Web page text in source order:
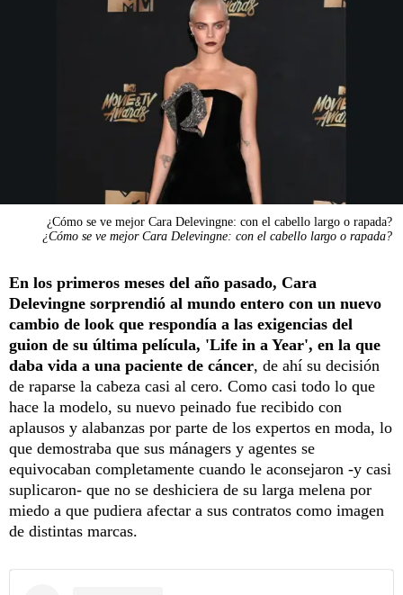
¿Cómo se ve mejor Cara Delevingne: con el cabello largo o rapada?
¿Cómo se ve mejor Cara Delevingne: con el cabello largo o rapada?
En los primeros meses del año pasado, Cara
Delevingne sorprendió al mundo entero con un nuevo
cambio de look que respondía a las exigencias del
guion de su última película, 'Life in a Year', en la que
daba vida a una paciente de cáncer, de ahí su decisión
de raparse la cabeza casi al cero. Como casi todo lo que
hace la modelo, su nuevo peinado fue recibido con
aplausos y alabanzas por parte de los expertos en moda, lo
que demostraba que sus mánagers y agentes se
equivocaban completamente cuando le aconsejaron -y casi
suplicaron- que no se deshiciera de su larga melena por
miedo a que pudiera afectar a sus contratos como imagen
de distintas marcas.